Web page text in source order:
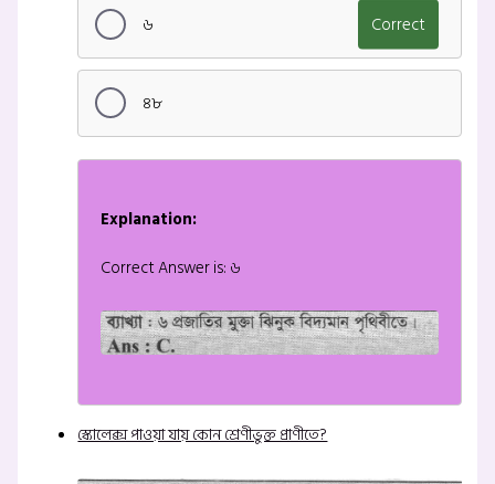
৬ Correct
৪৮
Explanation:
Correct Answer is: ৬
স্কোলেক্স পাওয়া যায় কোন শ্রেণীভুক্ত প্রাণীতে?